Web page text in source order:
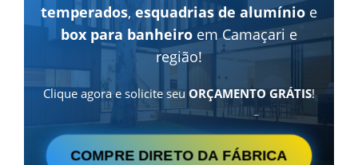
temperados, esquadrias de alumínio e
box para banheiro em Camaçari e
região!
Clique agora e solicite seu ORÇAMENTO GRÁTIS!
COMPRE DIRETO DA FÁBRICA